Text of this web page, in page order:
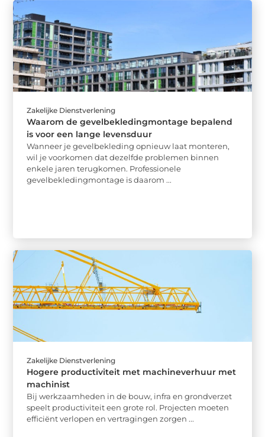
Zakelijke Dienstverlening
Waarom de gevelbekledingmontage bepalend
is voor een lange levensduur
Wanneer je gevelbekleding opnieuw laat monteren,
wil je voorkomen dat dezelfde problemen binnen
enkele jaren terugkomen. Professionele
gevelbekledingmontage is daarom ...
Zakelijke Dienstverlening
Hogere productiviteit met machineverhuur met
machinist
Bij werkzaamheden in de bouw, infra en grondverzet
speelt productiviteit een grote rol. Projecten moeten
efficiënt verlopen en vertragingen zorgen ...